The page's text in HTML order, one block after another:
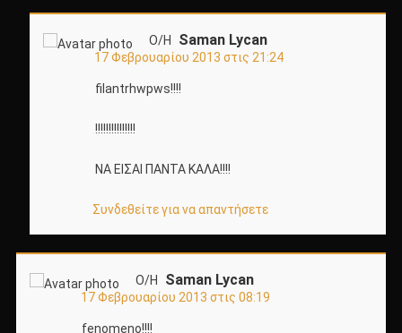
Ο/Η Saman Lycan
17 Φεβρουαρίου 2013 στις 21:24
filantrhwpws!!!!
!!!!!!!!!!!!!!!
ΝΑ ΕΙΣΑΙ ΠΑΝΤΑ ΚΑΛΑ!!!!
Συνδεθείτε για να απαντήσετε
Ο/Η Saman Lycan
17 Φεβρουαρίου 2013 στις 08:19
fenomeno!!!!